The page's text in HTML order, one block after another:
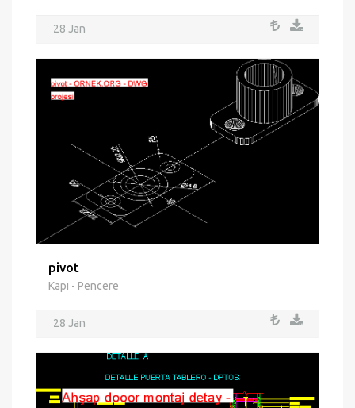
28 Jan
pivot
Kapı - Pencere
28 Jan